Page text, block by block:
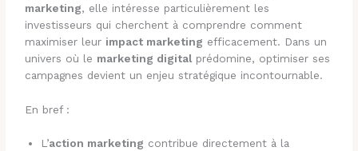
marketing, elle intéresse particulièrement les
investisseurs qui cherchent à comprendre comment
maximiser leur impact marketing efficacement. Dans un
univers où le marketing digital prédomine, optimiser ses
campagnes devient un enjeu stratégique incontournable.
En bref :
L’action marketing contribue directement à la